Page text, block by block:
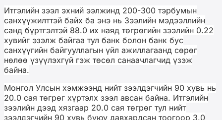
Итгэлийн зээл эхний ээлжинд 200-300 тэрбумын
санхүүжилттэй байх ба энэ нь Зээлийн мэдээллийн
санд бүртгэлтэй 88.0 их наяд төгрөгийн зээлийн 0.22
хувийг эзэлж байгаа тул банк болон банк бус
санхүүгийн байгууллагын үйл ажиллагаанд сөрөг
нөлөө үзүүлэхгүй гэж төсөл санаачлагчид үзэж
байна.
Монгол Улсын хэмжээнд нийт зээлдэгчийн 90 хувь нь
20.0 сая төгрөг хүртэлх зээл авсан байна. Итгэлийн
зээлийн дээд хязгаар 20.0 сая төгрөг тул нийт
зээлдэгчийн 90 хувь буюу давхардсан тоогоор 3.0